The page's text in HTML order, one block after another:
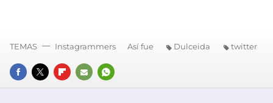
FACEBOOK
TWITTERFLIPBOARD
E-
WHATSAPP
TEMAS Instagrammers Así fue Dulceida twitter